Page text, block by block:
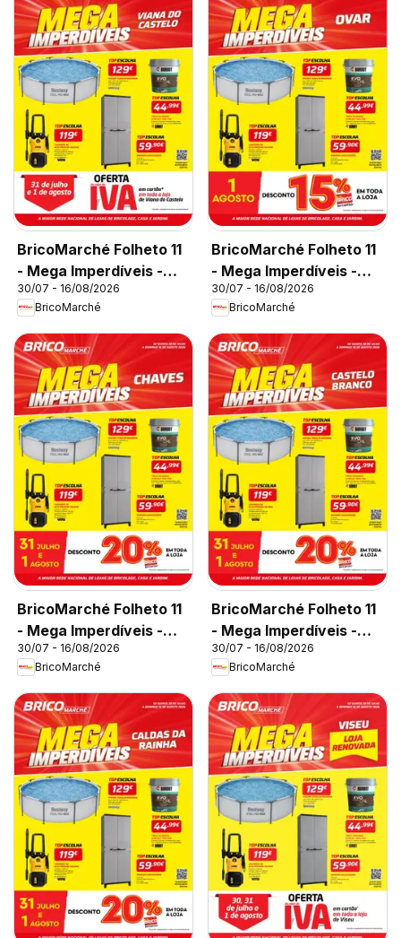
BricoMarché Folheto 11
- Mega Imperdíveis -
Viana do Castelo
30/07 - 16/08/2026
BricoMarché
BricoMarché Folheto 11
- Mega Imperdíveis -
Ovar
30/07 - 16/08/2026
BricoMarché
BricoMarché Folheto 11
- Mega Imperdíveis -
Chaves
30/07 - 16/08/2026
BricoMarché
BricoMarché Folheto 11
- Mega Imperdíveis -
Castelo Branco
30/07 - 16/08/2026
BricoMarché